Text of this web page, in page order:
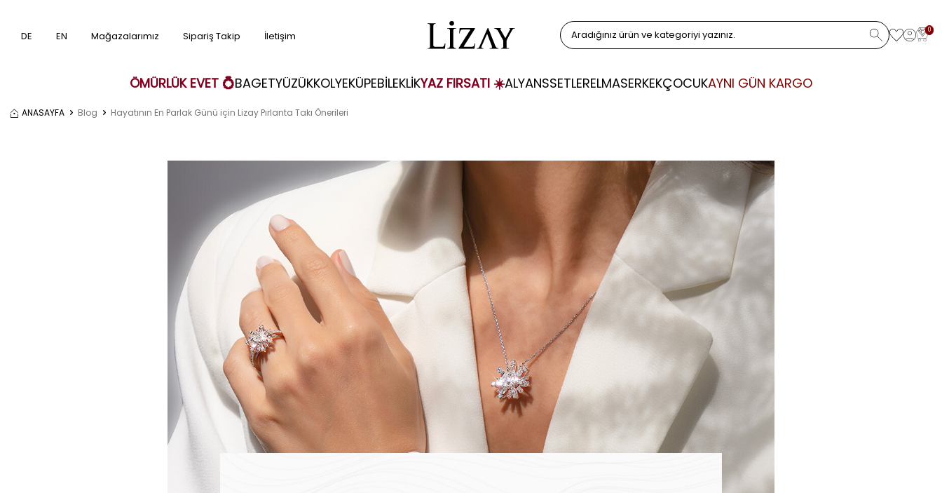
DE EN Mağazalarımız Sipariş Takip İletişim 0
ÖMÜRLÜK EVET 💍BAGETYÜZÜKKOLYEKÜPEBİLEKLİKYAZ FIRSATI ☀️ALYANSSETLERELMASERKEKÇOCUKAYNI GÜN KARGO
ANASAYFA Blog Hayatının En Parlak Günü için Lizay Pırlanta Takı Önerileri